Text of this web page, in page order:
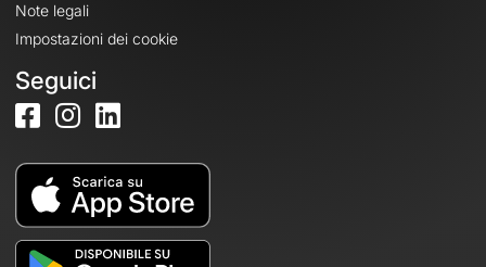
Note legali
Impostazioni dei cookie
Seguici